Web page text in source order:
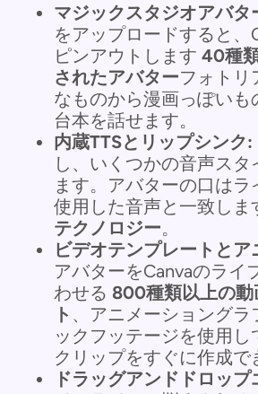
マジックスタジオアバタ
をアップロードすると、
ピンアウトします 40種
されたアバターフォトリ
なものから漫画っぽいも
台本を話せます。
内蔵TTSとリップシンク:
し、いくつかの音声スタ
ます。アバターの口はラ
使用した音声と一致しま
テクノロジー。
ビデオテンプレートとア
アバターをCanvaのライ
わせる 800種類以上の動
ト 、アニメーショングラ
ックフッテージを使用し
クリップをすぐに作成で
ドラッグアンドドロッ